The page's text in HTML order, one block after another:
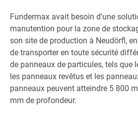
Fundermax avait besoin d'une
manutention pour la zone de
son site de production à Neudörfl,
de transporter en toute sécurité
de panneaux de particules, tels que
les panneaux revêtus et les
panneaux peuvent atteindre 5 800
mm de profondeur.